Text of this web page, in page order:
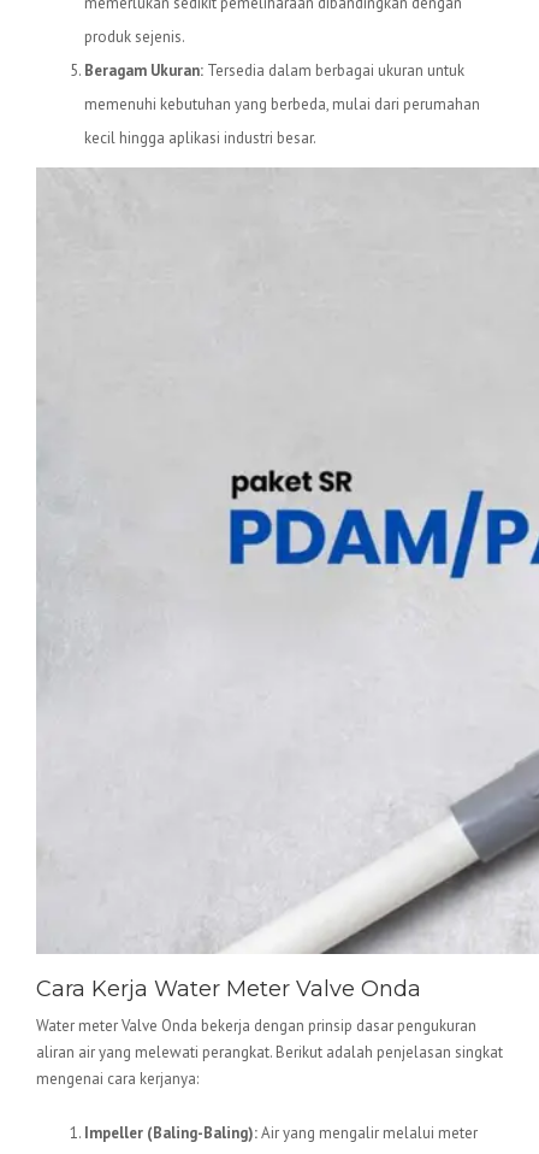
produk sejenis.
Beragam Ukuran: Tersedia dalam berbagai ukuran untuk
memenuhi kebutuhan yang berbeda, mulai dari perumahan
kecil hingga aplikasi industri besar.
Cara Kerja Water Meter Valve Onda
Water meter Valve Onda bekerja dengan prinsip dasar pengukuran
aliran air yang melewati perangkat. Berikut adalah penjelasan singkat
mengenai cara kerjanya:
Impeller (Baling-Baling):Air yang mengalir melalui meter